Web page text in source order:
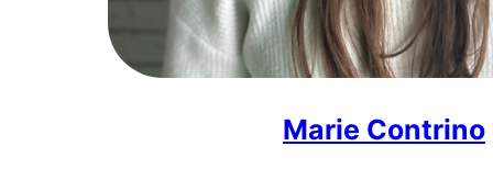
Marie Contrino